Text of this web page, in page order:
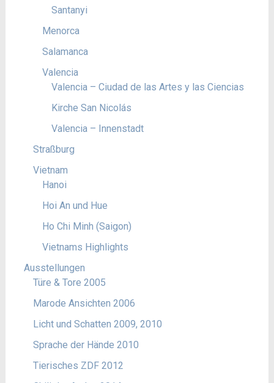
Santanyi
Menorca
Salamanca
Valencia
Valencia – Ciudad de las Artes y las Ciencias
Kirche San Nicolás
Valencia – Innenstadt
Straßburg
Vietnam
Hanoi
Hoi An und Hue
Ho Chi Minh (Saigon)
Vietnams Highlights
Ausstellungen
Türe & Tore 2005
Marode Ansichten 2006
Licht und Schatten 2009, 2010
Sprache der Hände 2010
Tierisches ZDF 2012